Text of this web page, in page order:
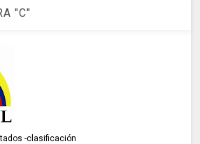
"C"
-clasificación